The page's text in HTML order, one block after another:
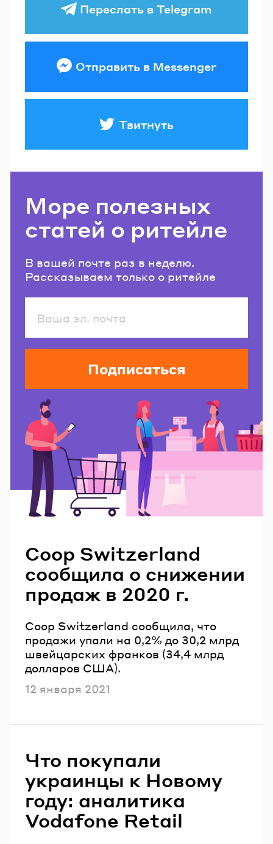
Переслать в Telegram
Отправить в Messenger
Твитнуть
Море полезных
статей о ритейле
В вашей почте раз в неделю.
Рассказываем только о ритейле
Подписаться
Coop Switzerland
сообщила о снижении
продаж в 2020 г.
Coop Switzerland сообщила, что
продажи упали на 0,2% до 30,2 млрд
швейцарских франков (34,4 млрд
долларов США).
Опубликовано
12 января 2021
Что покупали
украинцы к Новому
году: аналитика
Vodafone Retail